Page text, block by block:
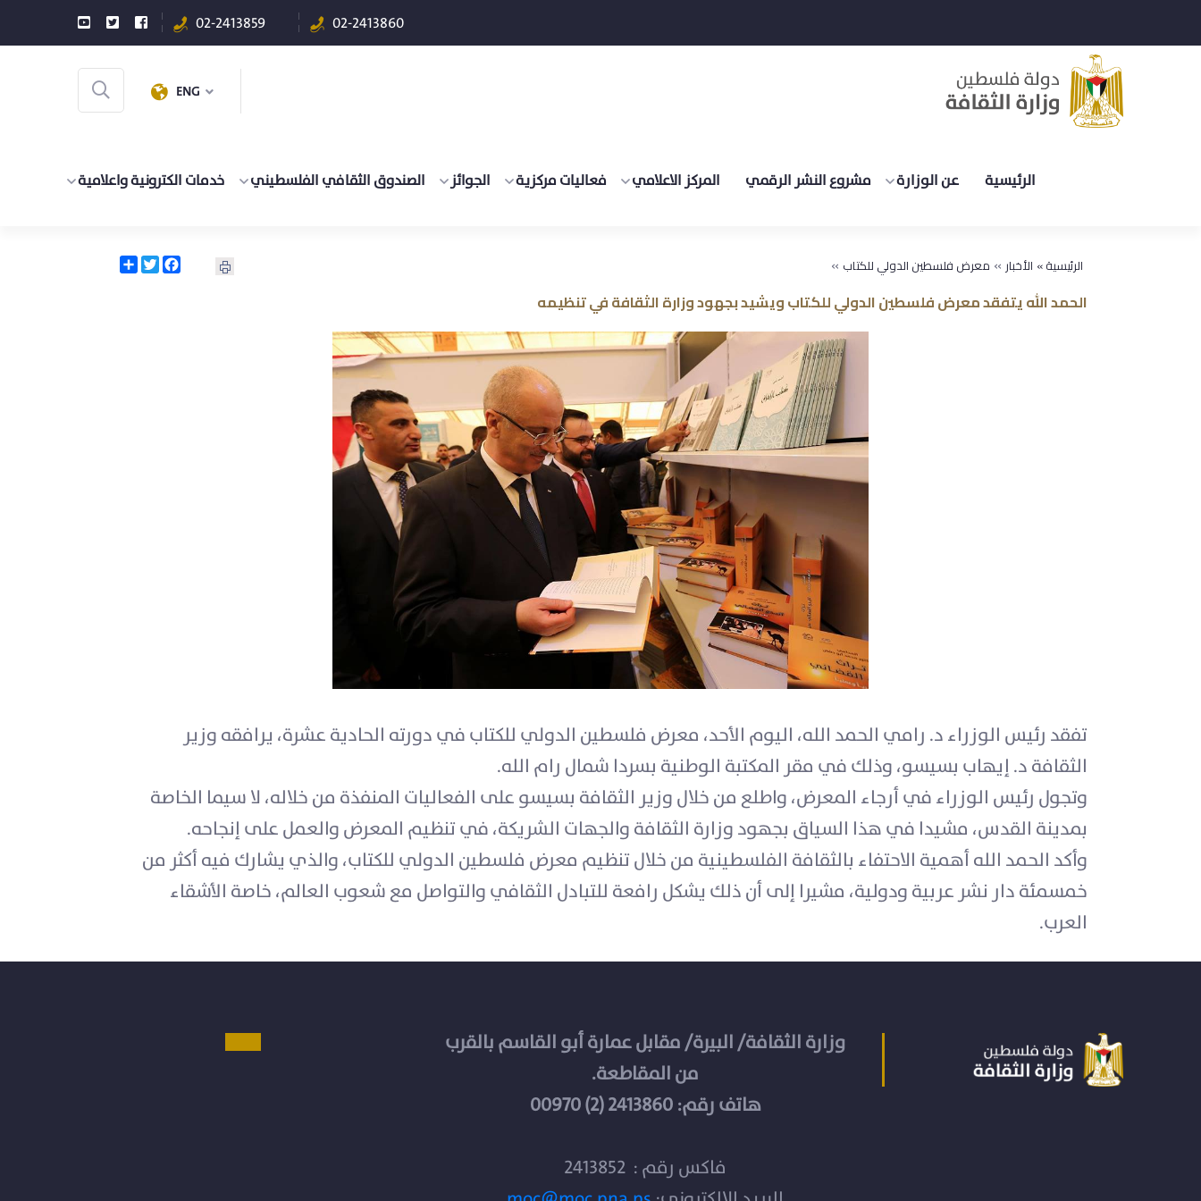
02-2413860
02-2413859
ENG
الرئيسية عن الوزارة مشروع النشر الرقمي المركز الاعلامي فعاليات مركزية الجوائز الصندوق الثقافي الفلسطيني خدمات الكترونية واعلامية
الرئيسية » الأخبار » معرض فلسطين الدولي للكتاب »
Share
Twitter
Facebook
الحمد الله يتفقد معرض فلسطين الدولي للكتاب ويشيد بجهود وزارة الثقافة في تنظيمه
تفقد رئيس الوزراء د. رامي الحمد الله، اليوم الأحد، معرض فلسطين الدولي للكتاب في دورته الحادية عشرة، يرافقه وزير
الثقافة د. إيهاب بسيسو، وذلك في مقر المكتبة الوطنية بسردا شمال رام الله.
وتجول رئيس الوزراء في أرجاء المعرض، واطلع من خلال وزير الثقافة بسيسو على الفعاليات المنفذة من خلاله، لا سيما الخاصة
بمدينة القدس، مشيدا في هذا السياق بجهود وزارة الثقافة والجهات الشريكة، في تنظيم المعرض والعمل على إنجاحه.
وأكد الحمد الله أهمية الاحتفاء بالثقافة الفلسطينية من خلال تنظيم معرض فلسطين الدولي للكتاب، والذي يشارك فيه أكثر من
خمسمئة دار نشر عربية ودولية، مشيرا إلى أن ذلك يشكل رافعة للتبادل الثقافي والتواصل مع شعوب العالم، خاصة الأشقاء
العرب.
وزارة الثقافة/ البيرة/ مقابل عمارة أبو القاسم بالقرب
من المقاطعة.
هاتف رقم: 2413860 (2) 00970
فاكس رقم : 2413852